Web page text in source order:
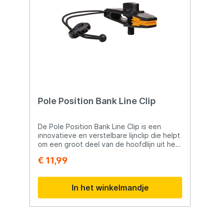
Duurzaam en gebruiksvriendelijk ontwerp
Ideaal voor karpervissers
Pole Position Bank Line Clip
De Pole Position Bank Line Clip is een
innovatieve en verstelbare lijnclip die helpt
om een groot deel van de hoofdlijn uit het
ongewenste lijndruk verminderd en kan de
worden verbeterd, vooral onder moeilijke
of specifieke visomstandigheden. De
lijnclip kan eenvoudig op een bankstick
worden gemonteerd of met behulp van de
€ 11,99
In het winkelmandje